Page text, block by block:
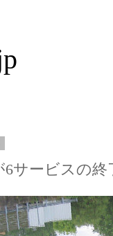
6サービスの終